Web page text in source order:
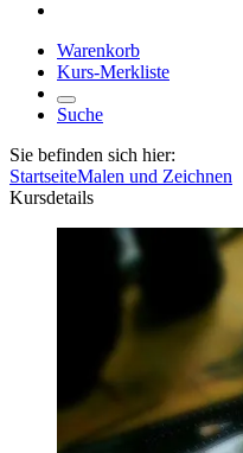
Warenkorb
Kurs-Merkliste
Suche
Sie befinden sich hier:
StartseiteMalen und Zeichnen
Kursdetails